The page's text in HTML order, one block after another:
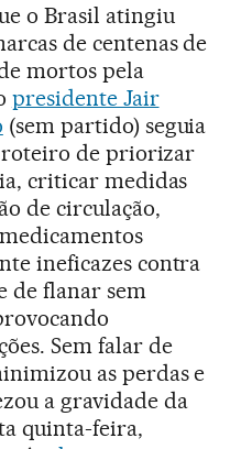
o Brasil atingiu
de centenas de
mortos pela
presidente Jair
(sem partido) seguia
roteiro de priorizar
criticar medidas
de circulação,
ineficazes contra
de flanar sem
Sem falar de
as perdas e
a gravidade da
quinta-feira,